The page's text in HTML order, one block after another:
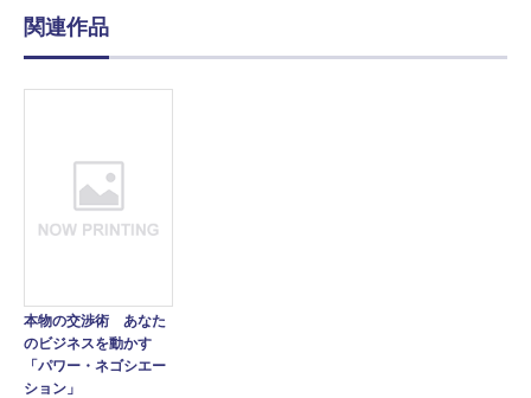
関連作品
本物の交渉術 あなた
のビジネスを動かす
「パワー・ネゴシエー
ション」